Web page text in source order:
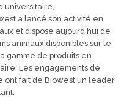
universitaire,
a lancé son activité en
et dispose aujourd’hui de
animaux disponibles sur le
gamme de produits en
Les engagements de
ont fait de Biowest un leader